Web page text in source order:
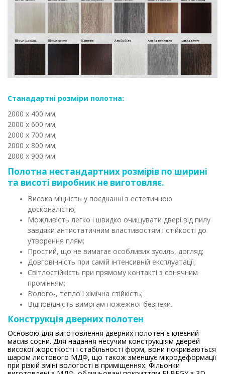
Станадартні розміри полотна:
2000 х 400 мм;
2000 х 600 мм;
2000 х 700 мм;
2000 х 800 мм;
2000 х 900 мм.
Полотна нестандартних розмірів по ширині
та висоті виробник не виготовляє.
Висока міцність у поєднанні з естетичною
досконалістю;
Можливість легко і швидко очищувати двері від пилу
завдяки антистатичним властивостям і стійкості до
утворення плям;
Простий, що не вимагає особливих зусиль, догляд;
Довговічність при самій інтенсивній експлуатації;
Світлостійкість при прямому контакті з сонячним
промінням;
Волого-, тепло і хімічна стійкість;
Відповідність вимогам пожежної безпеки.
Конструкція дверних полотен
Основою для виготовлення дверних полотен є клеєний
масив сосни. Для надання несучим конструкціям дверей
високої жорсткості і стабільності форм, вони покриваються
шаром листового МДФ, що також зменшує мікродеформації
при різкій зміні вологості в приміщеннях. Фільонки